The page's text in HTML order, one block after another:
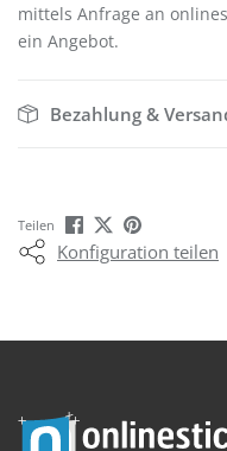
mittels Anfrage an
ein Angebot.
Bezahlung &
Teilen
Konfiguration teilen